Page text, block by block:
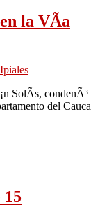
la VÃ­a
SolÃ­s, condenÃ³
del Cauca